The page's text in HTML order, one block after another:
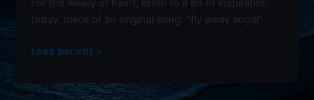
today. piece of an original song: “fly away angel”
Littlebit
inspiration
Lees bericht »